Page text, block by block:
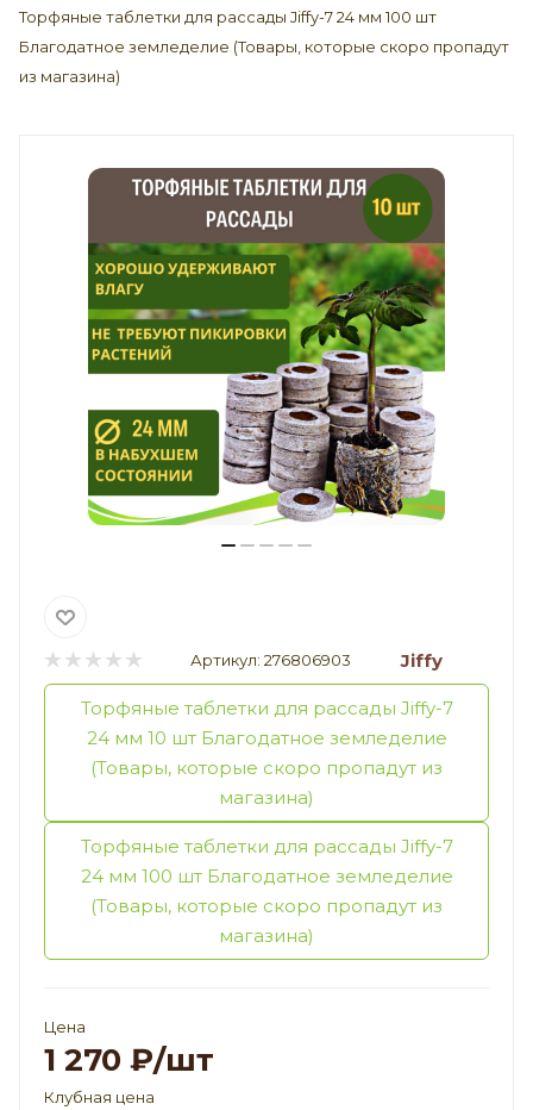
Торфяные таблетки для рассады Jiffy-7 24 мм 100 шт
Благодатное земледелие (Товары, которые скоро пропадут
из магазина)
Артикул: 276806903 Jiffy
Торфяные таблетки для рассады Jiffy-7
24 мм 10 шт Благодатное земледелие
(Товары, которые скоро пропадут из
магазина)
Торфяные таблетки для рассады Jiffy-7
24 мм 100 шт Благодатное земледелие
(Товары, которые скоро пропадут из
магазина)
Цена
1 270 ₽/шт
Клубная цена